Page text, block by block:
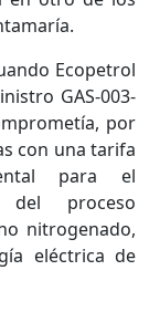
Ecopetrol
GAS-003-
por
con una tarifa
para el
proceso
nitrogenado,
eléctrica de